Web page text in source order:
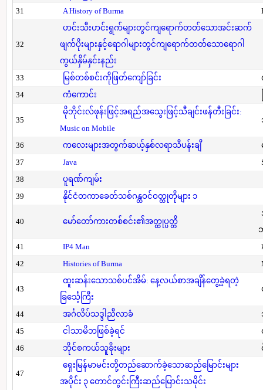
31
A History of Burma
32
ဟင်းသီးဟင်းရွက်များတွင်ကျရောက်တတ်သောအင်းဆက်
ဖျက်ပိုးများနှင့်ရောဂါများတွင်ကျရောက်တတ်သောရောဂါ
ကွယ်နှိမ်နှင်းနည်း
33
မြစ်တစ်စင်းကိုဖြတ်ကျော်ခြင်း
34
ကံကောင်း
35
မိုဘိုင်းလ်ဖုန်းဖြင့်အရည်အသွေးဖြင့်သီချင်းဖန်တီးခြင်း:
Music on Mobile
36 ကလေးများအတွက်ဆယ့်နှစ်လရာသီပန်းချီ
37
Java
38
ပူရဏ်ကျမ်း
39
နိုင်ငံတကာခေတ်သစ်ဂန္ထဝင်ဝတ္ထုတိုများ ၁
40 မော်တော်ကားတစ်စင်း၏အတ္ထုပ္ပတ္တိ
41
IP4 Man
42
Histories of Burma
43
ထူးဆန်းသောသစ်ပင်အိမ်: နေ့လယ်စာအချိန်တွေ့ခဲ့ရတဲ့
ခြင်္သေ့ကြီး
44 အင်္ဂလိပ်သဒ္ဒါညီလာခံ
45
ငါသာမိဘဖြစ်ခဲ့ရင်
46
ဘိုင်စကယ်သူခိုးများ
47
ရှေးမြန်မာမင်းတို့တည်ဆောက်ခဲ့သောဆည်မြောင်းများ
အပိုင်း ၃ တောင်တွင်းကြီးဆည်မြောင်းသမိုင်း